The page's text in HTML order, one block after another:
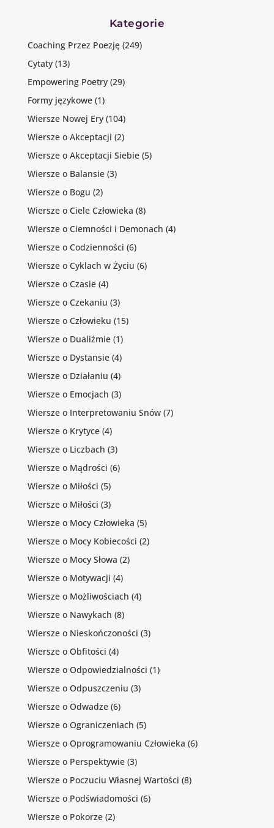
Kategorie
Coaching Przez Poezję(249)
Cytaty(13)
Empowering Poetry(29)
Formy językowe(1)
Wiersze Nowej Ery(104)
Wiersze o Akceptacji (2)
Wiersze o Akceptacji Siebie(5)
Wiersze o Balansie(3)
Wiersze o Bogu (2)
Wiersze o Ciele Człowieka (8)
Wiersze o Ciemności i Demonach (4)
Wiersze o Codzienności (6)
Wiersze o Cyklach w Życiu (6)
Wiersze o Czasie(4)
Wiersze o Czekaniu (3)
Wiersze o Człowieku (15)
Wiersze o Dualiźmie(1)
Wiersze o Dystansie(4)
Wiersze o Działaniu (4)
Wiersze o Emocjach (3)
Wiersze o Interpretowaniu Snów(7)
Wiersze o Krytyce(4)
Wiersze o Liczbach (3)
Wiersze o Mądrości (6)
Wiersze o Miłości (5)
Wiersze o Miłości (3)
Wiersze o Mocy Człowieka (5)
Wiersze o Mocy Kobiecości (2)
Wiersze o Mocy Słowa (2)
Wiersze o Motywacji (4)
Wiersze o Możliwościach (4)
Wiersze o Nawykach (8)
Wiersze o Nieskończoności (3)
Wiersze o Obfitości (4)
Wiersze o Odpowiedzialności (1)
Wiersze o Odpuszczeniu (3)
Wiersze o Odwadze(6)
Wiersze o Ograniczeniach (5)
Wiersze o Oprogramowaniu Człowieka (6)
Wiersze o Perspektywie(3)
Wiersze o Poczuciu Własnej Wartości (8)
Wiersze o Podświadomości (6)
Wiersze o Pokorze(2)